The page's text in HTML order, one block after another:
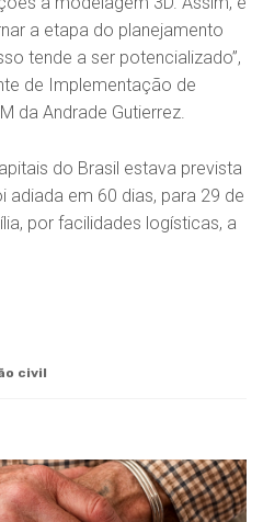
a etapa do planejamento
tende a ser potencializado”,
de Implementação de
da Andrade Gutierrez.
do Brasil estava prevista
adiada em 60 dias, para 29 de
por facilidades logísticas, a
civil